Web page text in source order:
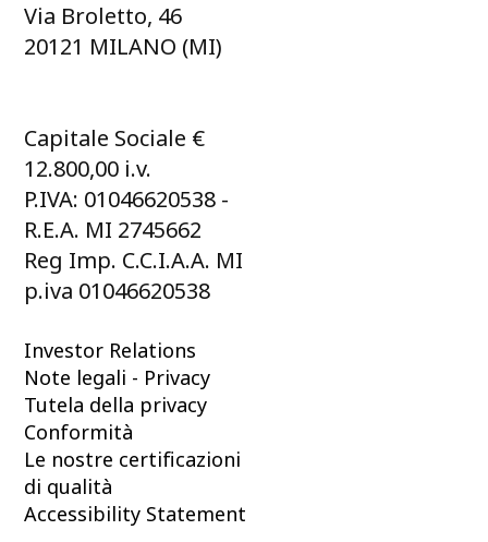
Via Broletto, 46
20121 MILANO (MI)
Capitale Sociale €
12.800,00 i.v.
P.IVA: 01046620538 -
R.E.A. MI 2745662
Reg Imp. C.C.I.A.A. MI
p.iva 01046620538
Investor Relations
Note legali - Privacy
Tutela della privacy
Conformità
Le nostre certificazioni
di qualità
Accessibility Statement